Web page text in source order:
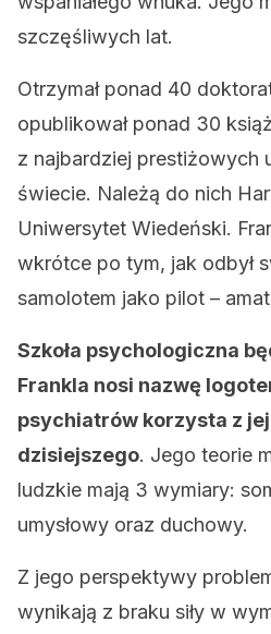
szczęśliwych lat.
Otrzymał ponad 40
opublikował ponad 30
z najbardziej prestiżowych
świecie. Należą do nich
Uniwersytet Wiedeński.
wkrótce po tym, jak odbył
samolotem jako pilot –
Szkoła psychologiczna
Frankla nosi nazwę
psychiatrów korzysta z
dzisiejszego. Jego teorie
ludzkie mają 3 wymiary:
umysłowy oraz duchowy.
Z jego perspektywy
wynikają z braku siły w